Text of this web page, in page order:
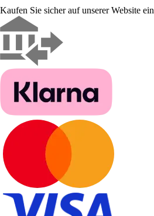
Kaufen Sie sicher auf unserer Website ein